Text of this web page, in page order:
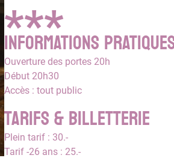
***
INFORMATIONS
Ouverture des portes 20h
Début 20h30
Accès : tout public
Tarifs & Billetterie
Plein tarif : 30.-
Tarif -26 ans : 25.-